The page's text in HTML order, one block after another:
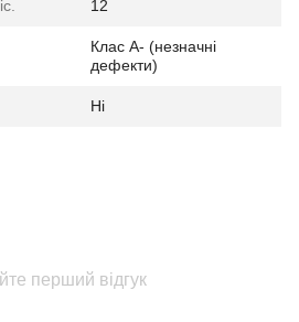
12
Клас A- (незначні
дефекти)
Ні
перший відгук